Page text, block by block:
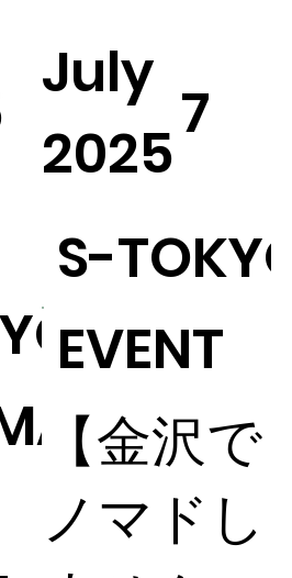
July
7
2025
S-
EVENT
【金沢で
ノマドし